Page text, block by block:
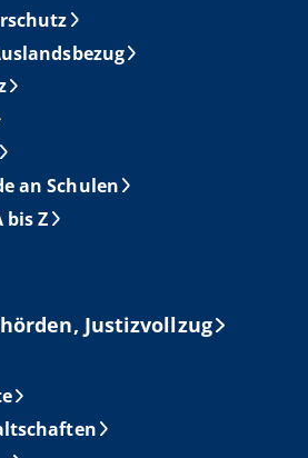
an Schulen
bis Z
Justizvollzug